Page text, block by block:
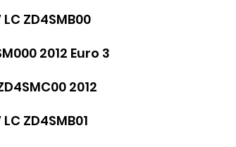
ZD4SMB00
2012 Euro 3
2012
ZD4SMB01